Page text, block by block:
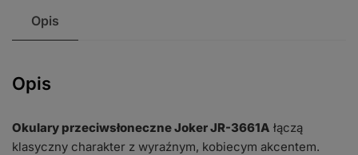
Opis
Opis
Okulary przeciwsłoneczne Joker JR-3661A łączą
klasyczny charakter z wyraźnym, kobiecym akcentem.